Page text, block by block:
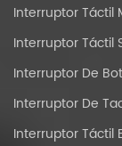
Interruptor Táctil
Interruptor Táctil
Interruptor De
Interruptor De
Interruptor Táctil